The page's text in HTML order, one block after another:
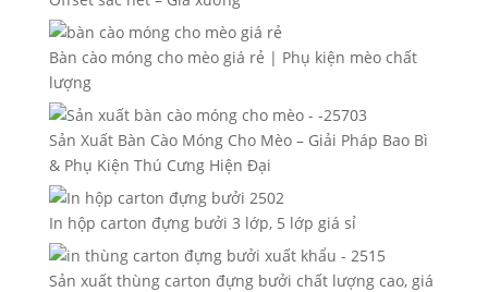
Bàn cào móng cho mèo giá rẻ | Phụ kiện mèo chất
lượng
Sản Xuất Bàn Cào Móng Cho Mèo – Giải Pháp Bao Bì
& Phụ Kiện Thú Cưng Hiện Đại
In hộp carton đựng bưởi 3 lớp, 5 lớp giá sỉ
Sản xuất thùng carton đựng bưởi chất lượng cao, giá